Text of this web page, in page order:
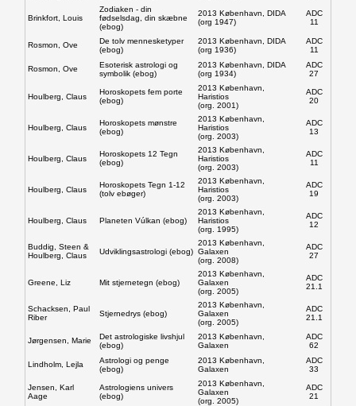
Tjenester
AMF
Brinkfort, Louis
Zodiaken - din
fødselsdag, din skæbne
(ebog)
2013 København, DIDA
(org 1947)
ADC
11
Rosmon, Ove
De tolv mennesketyper
(ebog)
2013 København, DIDA
(org 1936)
ADC
11
Rosmon, Ove
Esoterisk astrologi og
symbolik (ebog)
2013 København, DIDA
(org 1934)
ADC
27
Houlberg, Claus
Horoskopets fem porte
(ebog)
2013 København,
Haristios
(org. 2001)
ADC
20
Houlberg, Claus
Horoskopets mønstre
(ebog)
2013 København,
Haristios
(org. 2003)
ADC
13
Houlberg, Claus
Horoskopets 12 Tegn
(ebog)
2013 København,
Haristios
(org. 2003)
ADC
11
Houlberg, Claus
Horoskopets Tegn 1-12
(tolv ebøger)
2013 København,
Haristios
(org. 2003)
ADC
19
Houlberg, Claus Planeten Vúlkan (ebog)
2013 København,
Haristios
(org. 1995)
ADC
12
Buddig, Steen &
Houlberg, Claus
Udviklingsastrologi (ebog)
2013 København,
Galaxen
(org. 2008)
ADC
27
Greene, Liz Mit stjernetegn (ebog)
2013 København,
Galaxen
(org. 2005)
ADC
21.1
Schacksen, Paul
Riber
Stjernedrys (ebog)
2013 København,
Galaxen
(org. 2005)
ADC
21.1
Jørgensen, Marie
Det astrologiske livshjul
(ebog)
2013 København,
Galaxen
ADC
62
Lindholm, Lejla
Astrologi og penge
(ebog)
2013 København,
Galaxen
ADC
33
Jensen, Karl
Aage
Astrologiens univers
(ebog)
2013 København,
Galaxen
(org. 2005)
ADC
21